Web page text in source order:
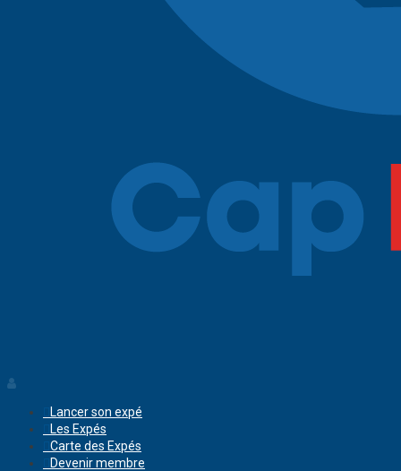
Lancer son expé
Les Expés
Carte des Expés
Devenir membre